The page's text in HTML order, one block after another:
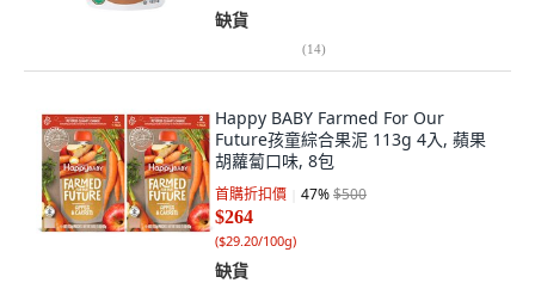
缺貨
(14)
Happy BABY Farmed For Our
Future孩童綜合果泥 113g 4入, 蘋果
胡蘿蔔口味, 8包
首購折扣價 47%$500
$264
($29.20/100g)
缺貨